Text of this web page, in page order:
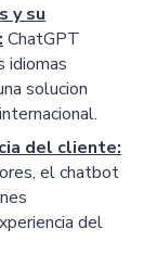
y su
ChatGPT
idiomas
solucion
del cliente:
el chatbot
del